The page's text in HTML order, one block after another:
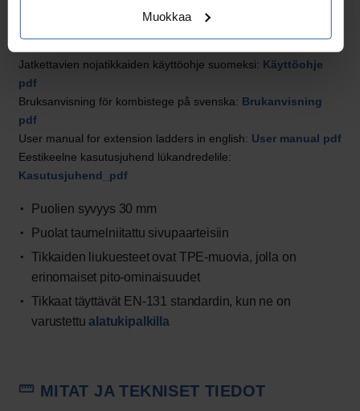
Muokkaa
Tutustuthan ennen tikkaiden käyttöönottoa
Jatkettavien nojatikkaiden käyttöohje suomeksi: Käyttöohje
pdf
Bruksanvisning för kombistege på svenska: Brukanvisning
pdf
User manual for extension ladders in english: User manual pdf
Eestikeelne kasutusjuhend lükandredelile:
Kasutusjuhend_pdf
Puolien syvyys 30 mm
Puolat taumelniitattu sivupaarteisiin
Tikkaiden liukuesteet ovat TPE-muovia, jolla on
erinomaiset pito-ominaisuudet
Tikkaat täyttävät EN-131 standardin, kun ne on
varustettualatukipalkilla
MITAT JA TEKNISET TIEDOT